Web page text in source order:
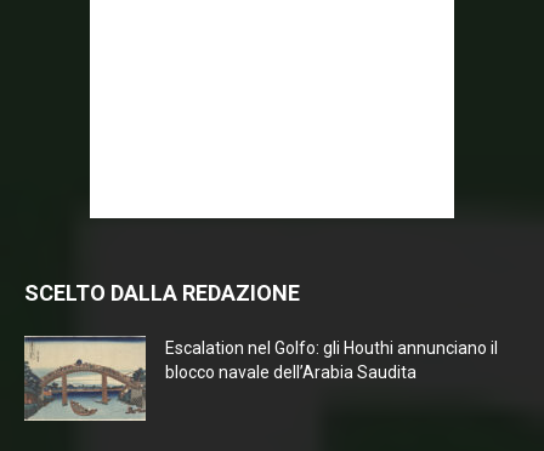
SCELTO DALLA REDAZIONE
Escalation nel Golfo: gli Houthi annunciano il
blocco navale dell’Arabia Saudita